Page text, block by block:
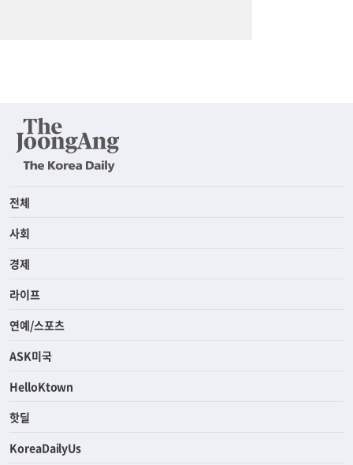
전체
사회
경제
라이프
연예/스포츠
ASK미국
HelloKtown
핫딜
KoreaDailyUs